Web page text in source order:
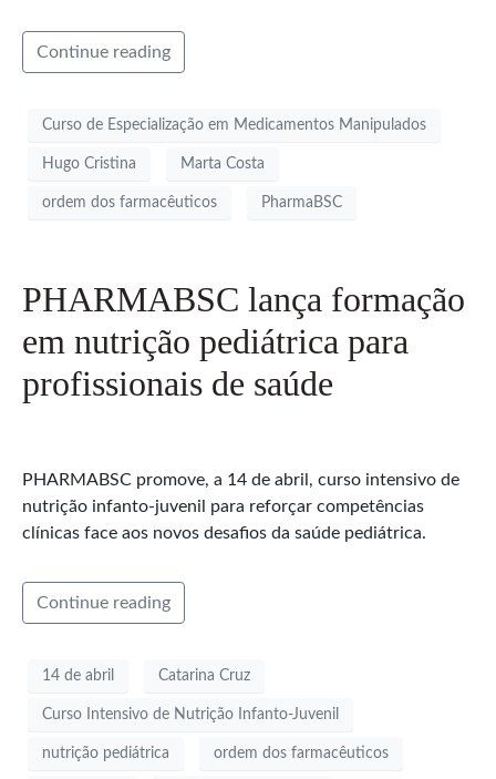
Continue reading
Curso de Especialização em Medicamentos Manipulados
Hugo Cristina Marta Costa
ordem dos farmacêuticos PharmaBSC
PHARMABSC lança formação
em nutrição pediátrica para
profissionais de saúde
PHARMABSC promove, a 14 de abril, curso intensivo de
nutrição infanto-juvenil para reforçar competências
clínicas face aos novos desafios da saúde pediátrica.
Continue reading
14 de abril Catarina Cruz
Curso Intensivo de Nutrição Infanto-Juvenil
nutrição pediátrica ordem dos farmacêuticos